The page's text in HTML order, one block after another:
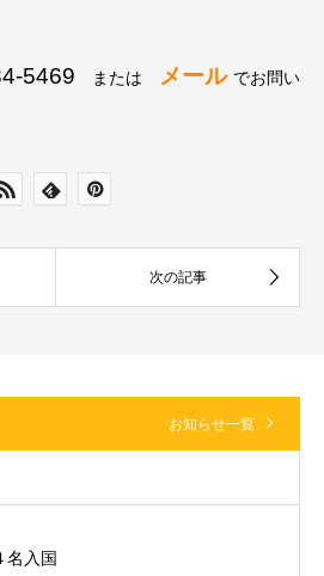
5469 または メール でお問い
お知らせ一覧
入国